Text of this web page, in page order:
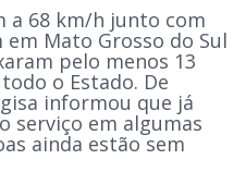
a 68 km/h junto com
Mato Grosso do Sul
pelo menos 13
o Estado. De
informou que já
serviço em algumas
ainda estão sem